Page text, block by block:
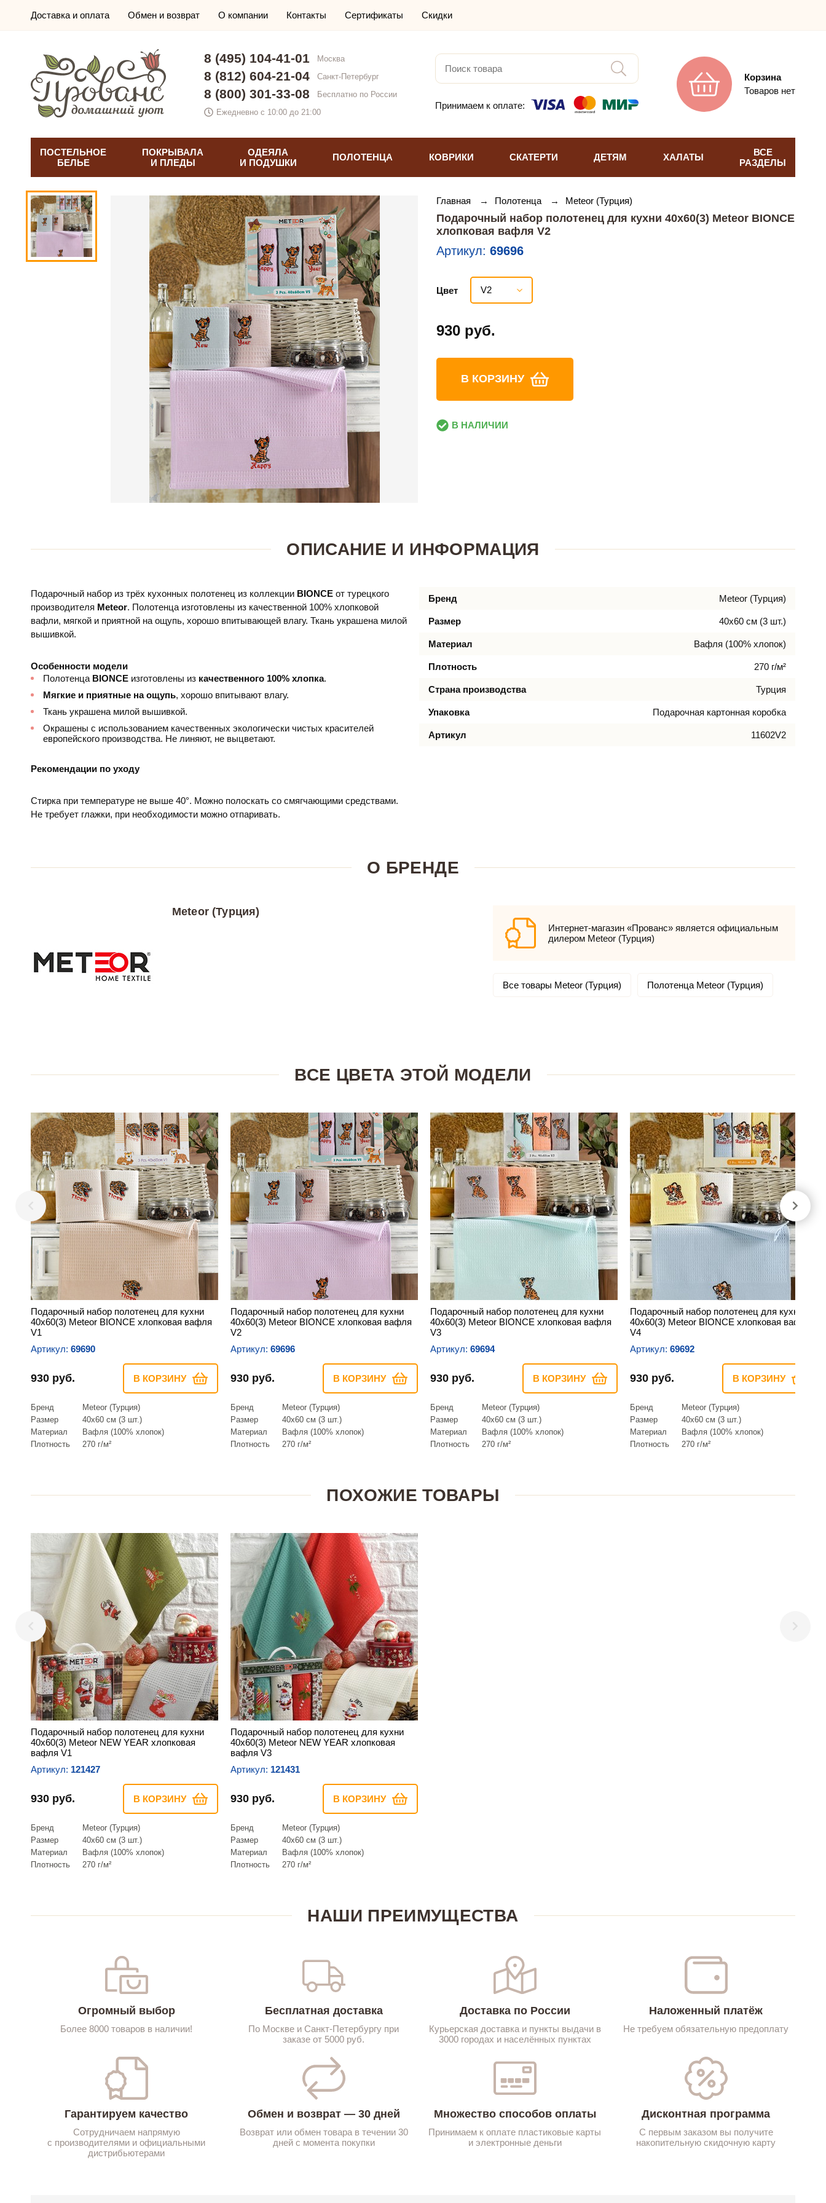
Доставка и оплата Обмен и возврат О компании Контакты Сертификаты Скидки
8 (495) 104-41-01 Москва
8 (812) 604-21-04 Санкт-Петербург
8 (800) 301-33-08
Бесплатно по России
Ежедневно с 10:00 до 21:00
Принимаем к оплате:
Корзина
Товаров нет
ПОСТЕЛЬНОЕ
БЕЛЬЕ
ПОКРЫВАЛА
И ПЛЕДЫ
ОДЕЯЛА
И ПОДУШКИ
ПОЛОТЕНЦА КОВРИКИ СКАТЕРТИ ДЕТЯМ ХАЛАТЫ
ВСЕ
РАЗДЕЛЫ
Главная → Полотенца → Meteor (Турция)
Подарочный набор полотенец для кухни 40х60(3) Meteor BIONCE
хлопковая вафля V2
Артикул: 69696
Цвет V2
930 руб.
В КОРЗИНУ
В НАЛИЧИИ
ОПИСАНИЕ И ИНФОРМАЦИЯ
Подарочный набор из трёх кухонных полотенец из коллекции BIONCE​ от турецкого
производителя Meteor. Полотенца изготовлены из качественной 100% хлопковой
вафли, мягкой и приятной на ощупь, хорошо впитывающей влагу. Ткань украшена милой
вышивкой.
Особенности модели
Полотенца BIONCE​​ изготовлены из качественного 100% хлопка.
Мягкие и приятные на ощупь, хорошо впитывают влагу.
Ткань украшена милой вышивкой.
Окрашены с использованием качественных экологически чистых красителей
европейского производства. Не линяют, не выцветают.
Рекомендации по уходу
Стирка при температуре не выше 40°. Можно полоскать со смягчающими средствами.
Не требует глажки, при необходимости можно отпаривать.
Бренд Meteor (Турция)
Размер 40х60 см (3 шт.)
Материал Вафля (100% хлопок)
Плотность 270 г/м²
Страна производства Турция
Упаковка Подарочная картонная коробка
Артикул 11602V2
О БРЕНДЕ
Meteor (Турция)
Интернет-магазин «Прованс» является официальным
дилером Meteor (Турция)
Все товары Meteor (Турция) Полотенца Meteor (Турция)
ВСЕ ЦВЕТА ЭТОЙ МОДЕЛИ
Подарочный набор полотенец для кухни
40х60(3) Meteor BIONCE хлопковая вафля
V1
Артикул: 69690
930 руб. В КОРЗИНУ
Бренд
Meteor (Турция)
Размер
40х60 см (3 шт.)
Материал
Вафля (100% хлопок)
Плотность
270 г/м²
Подарочный набор полотенец для кухни
40х60(3) Meteor BIONCE хлопковая вафля
V2
Артикул: 69696
930 руб. В КОРЗИНУ
Бренд
Meteor (Турция)
Размер
40х60 см (3 шт.)
Материал
Вафля (100% хлопок)
Плотность
270 г/м²
Подарочный набор полотенец для кухни
40х60(3) Meteor BIONCE хлопковая вафля
V3
Артикул: 69694
930 руб. В КОРЗИНУ
Бренд
Meteor (Турция)
Размер
40х60 см (3 шт.)
Материал
Вафля (100% хлопок)
Плотность
270 г/м²
Подарочный набор полотенец для кухни
40х60(3) Meteor BIONCE хлопковая вафля
V4
Артикул: 69692
930 руб. В КОРЗИНУ
Бренд
Meteor (Турция)
Размер
40х60 см (3 шт.)
Материал
Вафля (100% хлопок)
Плотность
270 г/м²
ПОХОЖИЕ ТОВАРЫ
Подарочный набор полотенец для кухни
40х60(3) Meteor NEW YEAR хлопковая
вафля V1
Артикул: 121427
930 руб. В КОРЗИНУ
Бренд
Meteor (Турция)
Размер
40х60 см (3 шт.)
Материал
Вафля (100% хлопок)
Плотность
270 г/м²
Подарочный набор полотенец для кухни
40х60(3) Meteor NEW YEAR хлопковая
вафля V3
Артикул: 121431
930 руб. В КОРЗИНУ
Бренд
Meteor (Турция)
Размер
40х60 см (3 шт.)
Материал
Вафля (100% хлопок)
Плотность
270 г/м²
НАШИ ПРЕИМУЩЕСТВА
Огромный выбор
Более 8000 товаров в наличии!
Бесплатная доставка
По Москве и Санкт-Петербургу при
заказе от 5000 руб.
Доставка по России
Курьерская доставка и пункты выдачи в
3000 городах и населённых пунктах
Наложенный платёж
Не требуем обязательную предоплату
Гарантируем качество
Сотрудничаем напрямую
с производителями и официальными
дистрибьютерами
Обмен и возврат — 30 дней
Возврат или обмен товара в течении 30
дней с момента покупки
Множество способов оплаты
Принимаем к оплате пластиковые карты
и электронные деньги
Дисконтная программа
С первым заказом вы получите
накопительную скидочную карту